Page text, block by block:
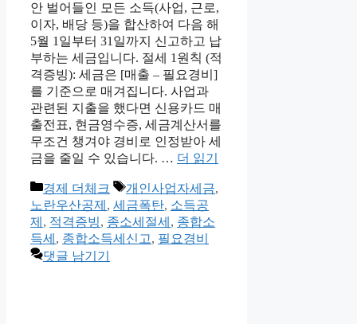
안 벌어들인 모든 소득(사업, 근로,
이자, 배당 등)을 합산하여 다음 해
5월 1일부터 31일까지 신고하고 납
부하는 세금입니다. 절세 1원칙 (적
격증빙): 세금은 [매출 – 필요경비]
를 기준으로 매겨집니다. 사업과
관련된 지출을 했다면 신용카드 매
출전표, 현금영수증, 세금계산서를
무조건 챙겨야 경비로 인정받아 세
금을 줄일 수 있습니다. … 더 읽기
카
테
고
리
경제 더체크
태
그
개인사업자세금,
노란우산공제 , 세금폭탄, 소득공
제 , 적격증빙, 종소세절세 , 종합소
득세 , 종합소득세신고, 필요경비
댓글 남기기